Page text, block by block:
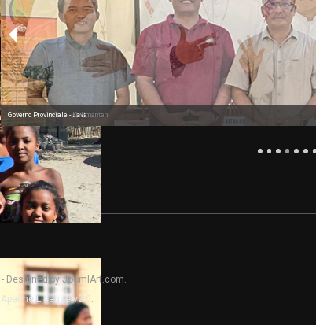
Governo Provinciale - Kalimantan
- Designed by JoomlArt.com.
Apache License v2.0